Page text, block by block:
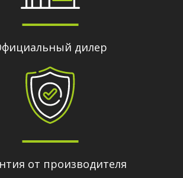
дилер
от производителя